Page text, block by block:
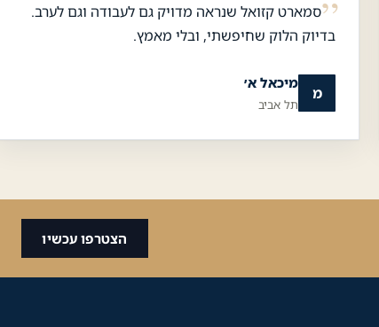
סמארט קזואל שנראה מדויק גם לעבודה וגם לערב.
בדיוק הלוק שחיפשתי, ובלי מאמץ.
מ
מיכאל א׳
תל אביב
הצטרפו עכשיו
כלי נגישות
גודל טקסט
ניגודיות
גבוהה